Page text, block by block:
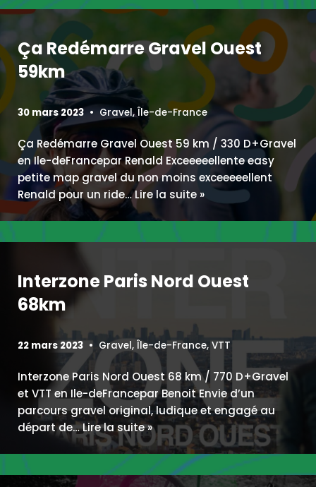
Ça Redémarre Gravel Ouest
59km
30 mars 2023 Gravel,Île-de-France
Ça Redémarre Gravel Ouest 59 km / 330 D+Gravel
en Ile-deFrancepar Renald Exceeeeellente easy
petite map gravel du non moins exceeeeellent
Renald pour un ride…Lire la suite »
Interzone Paris Nord Ouest
68km
22 mars 2023 Gravel, Île-de-France, VTT
Interzone Paris Nord Ouest 68 km / 770 D+Gravel
et VTT en Ile-deFrancepar Benoit Envie d’un
parcours gravel original, ludique et engagé au
départ de…Lire la suite »